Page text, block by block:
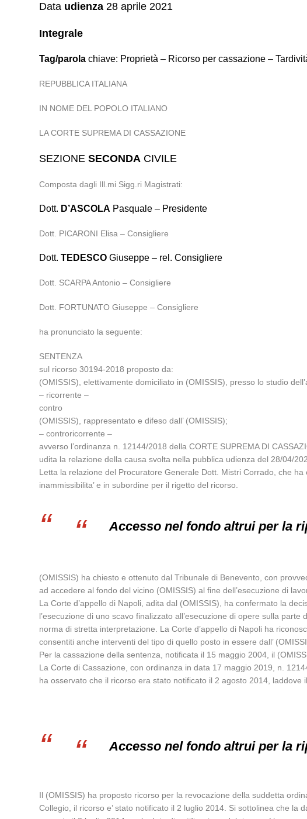
Data udienza 28 aprile 2021
Integrale
Tag/parola chiave: Proprietà – Ricorso per cassazione –
REPUBBLICA ITALIANA
IN NOME DEL POPOLO ITALIANO
LA CORTE SUPREMA DI CASSAZIONE
SEZIONESECONDA CIVILE
Composta dagli Ill.mi Sigg.ri Magistrati:
Dott. D’ASCOLA Pasquale – Presidente
Dott. PICARONI Elisa – Consigliere
Dott.TEDESCO Giuseppe – rel. Consigliere
Dott. SCARPA Antonio – Consigliere
Dott. FORTUNATO Giuseppe – Consigliere
ha pronunciato la seguente:
SENTENZA
sul ricorso 30194-2018 proposto da:
(OMISSIS), elettivamente domiciliato in (OMISSIS), presso lo studio
– ricorrente –
contro
(OMISSIS), rappresentato e difeso dall’ (OMISSIS);
– controricorrente –
avverso l’ordinanza n. 12144/2018 della CORTE SUPREMA DI
udita la relazione della causa svolta nella pubblica udienza del 28/04/
Letta la relazione del Procuratore Generale Dott. Mistri Corrado, che
inammissibilita’ e in subordine per il rigetto del ricorso.
Accesso nel fondo altrui per la
(OMISSIS) ha chiesto e ottenuto dal Tribunale di Benevento, con
ad accedere al fondo del vicino (OMISSIS) al fine dell’esecuzione di
La Corte d’appello di Napoli, adita dal (OMISSIS), ha confermato la
l’esecuzione di uno scavo finalizzato all’esecuzione di opere sulla
norma di stretta interpretazione. La Corte d’appello di Napoli ha
consentiti anche interventi del tipo di quello posto in essere dall’
Per la cassazione della sentenza, notificata il 15 maggio 2004, il
La Corte di Cassazione, con ordinanza in data 17 maggio 2019, n.
ha osservato che il ricorso era stato notificato il 2 agosto 2014,
Accesso nel fondo altrui per la
Il (OMISSIS) ha proposto ricorso per la revocazione della suddetta
Collegio, il ricorso e’ stato notificato il 2 luglio 2014. Si sottolinea che